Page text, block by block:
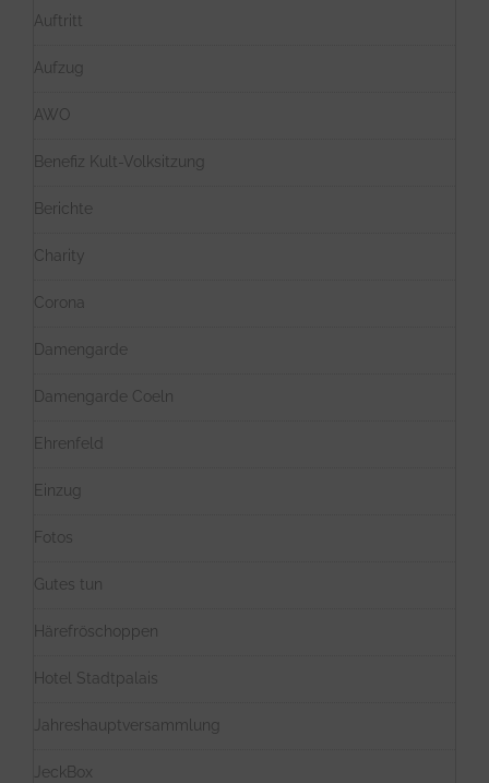
Auftritt
Aufzug
AWO
Benefiz Kult-Volksitzung
Berichte
Charity
Corona
Damengarde
Damengarde Coeln
Ehrenfeld
Einzug
Fotos
Gutes tun
Härefröschoppen
Hotel Stadtpalais
Jahreshauptversammlung
JeckBox